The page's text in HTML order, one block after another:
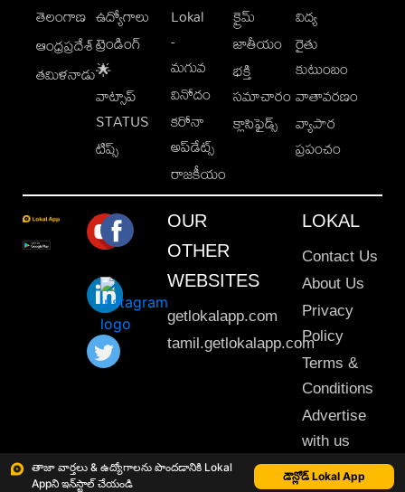
తాజా వార్తలు & ఉద్యోగాలను పొందడానికి Lokal
Appని ఇన్‌స్టాల్ చేయండి
డౌన్లోడ్ Lokal App
తెలంగాణ
ఆంధ్రప్రదేశ్
తమిళనాడు
ఉద్యోగాలు
ట్రెండింగ్
🌟
వాట్సాప్
STATUS
టిప్స్
Lokal
-
మగువ
వినోదం
కరోనా
అప్‌డేట్స్
రాజకీయం
క్రైమ్
జాతీయం
భక్తి
సమాచారం
క్లాసిఫైడ్స్
విద్య
రైతు
కుటుంబం
వాతావరణం
వ్యాపార
ప్రపంచం
OUR
OTHER
WEBSITES
getlokalapp.com
tamil.getlokalapp.com
LOKAL
Contact Us
About Us
Privacy
Policy
Terms &
Conditions
Advertise
with us
Sitemap
This material may not be published, transmitted, rewritten or redistributed. © 2020 Lokal App. All rights reserved.